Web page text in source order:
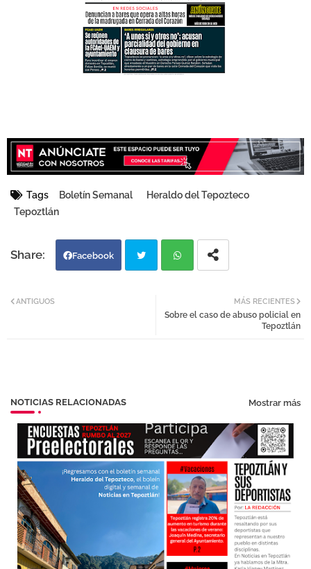
Tags Boletín Semanal
Heraldo del Tepozteco
Tepoztlán
Facebook
atsa
MÁS RECIENTES
Sobre el caso de abuso policial en
Tepoztlán
ANTIGUOS
NOTICIAS RELACIONADAS Mostrar más